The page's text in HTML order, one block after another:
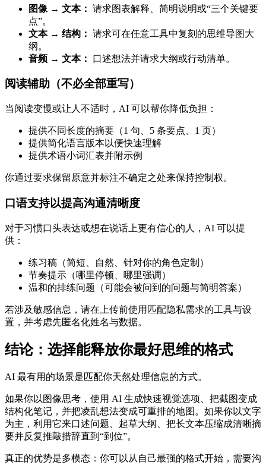
图像 → 文本： 请求图表解释、简明说明或“三个关键要
点”。
文本 → 结构： 请求可在任意工具中复刻的思维导图大
纲。
音频 → 文本：
口述想法并请求大纲或行动清单。
阅读辅助（不必全部重写）
当阅读变慢或让人不适时，AI 可以帮你降低负担：
提供不同长度的摘要（1 句、5 条要点、1 页）
提供简化语言版本以便快速理解
提供术语小词汇表并附示例
你通过要求保留原意并标注不确定之处来保持控制权。
口语支持以提高沟通清晰度
对于习惯口头表达或想在说话上更有信心的人，AI 可以提
供：
练习稿（简短、自然、针对你的角色定制）
节奏提示（哪里停顿、哪里强调）
温和的排练问题（可能会被问到的问题与简明答案）
若涉及敏感信息，请在上传前使用匹配隐私需求的工具与设
置，并考虑先匿名化姓名与数据。
结论：选择能释放你最好思维的格式
AI 最有用的场景是匹配你天然处理信息的方式。
如果你以图像思考，使用 AI 生成快速视觉选项、把截图变成
结构化笔记，并把凌乱想法变成可重排的地图。如果你以文字
为主，利用它来口述问题、起草大纲、把长文本压缩成清晰摘
要并反复推敲措辞直到“到位”。
真正的优势是多模态：你可以从自己最强的格式开始，需要沟